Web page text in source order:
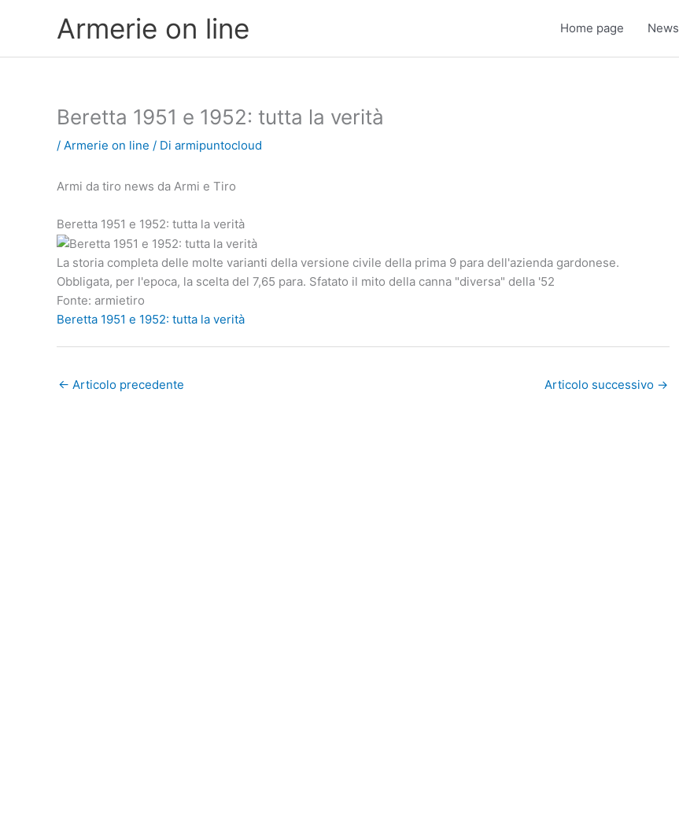
Armerie on line Home page News
Beretta 1951 e 1952: tutta la verità
/ Armerie on line / Di armipuntocloud
Armi da tiro news da Armi e Tiro
Beretta 1951 e 1952: tutta la verità
La storia completa delle molte varianti della versione civile della prima 9 para dell'azienda gardonese.
Obbligata, per l'epoca, la scelta del 7,65 para. Sfatato il mito della canna "diversa" della '52
Fonte: armietiro
Beretta 1951 e 1952: tutta la verità
← Articolo precedente Articolo successivo →